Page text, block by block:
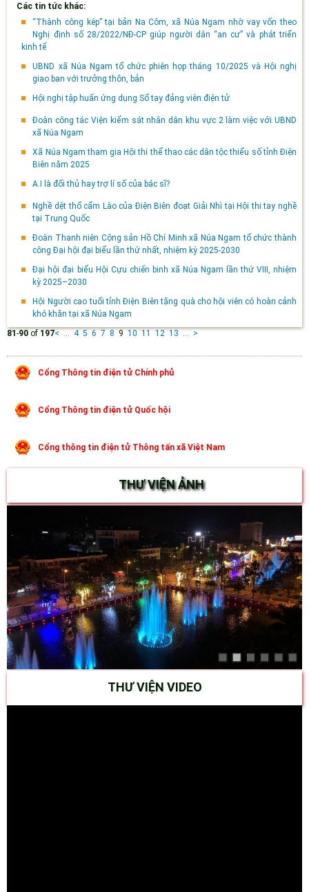
Các tin tức khác:
“Thành công kép” tại bản Na Côm, xã Núa Ngam nhờ vay vốn theo
Nghị định số 28/2022/NĐ-CP giúp người dân “an cư” và phát triển
kinh tế
UBND xã Núa Ngam tổ chức phiên họp tháng 10/2025 và Hội nghị
giao ban với trưởng thôn, bản
Hội nghị tập huấn ứng dụng Sổ tay đảng viên điện tử
Đoàn công tác Viện kiểm sát nhân dân khu vực 2 làm việc với UBND
xã Núa Ngam
Xã Núa Ngam tham gia Hội thi thể thao các dân tộc thiểu số tỉnh Điện
Biên năm 2025
A.I là đối thủ hay trợ lí số của bác sĩ?
Nghề dệt thổ cẩm Lào của Điện Biên đoạt Giải Nhì tại Hội thi tay nghề
tại Trung Quốc
Đoàn Thanh niên Cộng sản Hồ Chí Minh xã Núa Ngam tổ chức thành
công Đại hội đại biểu lần thứ nhất, nhiệm kỳ 2025-2030
Đại hội đại biểu Hội Cựu chiến binh xã Núa Ngam lần thứ VIII, nhiệm
kỳ 2025–2030
Hội Người cao tuổi tỉnh Điện Biên tặng quà cho hội viên có hoàn cảnh
khó khăn tại xã Núa Ngam
81-90of197< ... 4 5 6 7 8 9 10 11 12 13 ... >
Cổng Thông tin điện tử Chính phủ
Cổng Thông tin điện tử Quốc hội
Cổng thông tin điện tử Thông tấn xã Việt Nam
THƯ VIỆN ẢNH
THƯ VIỆN VIDEO